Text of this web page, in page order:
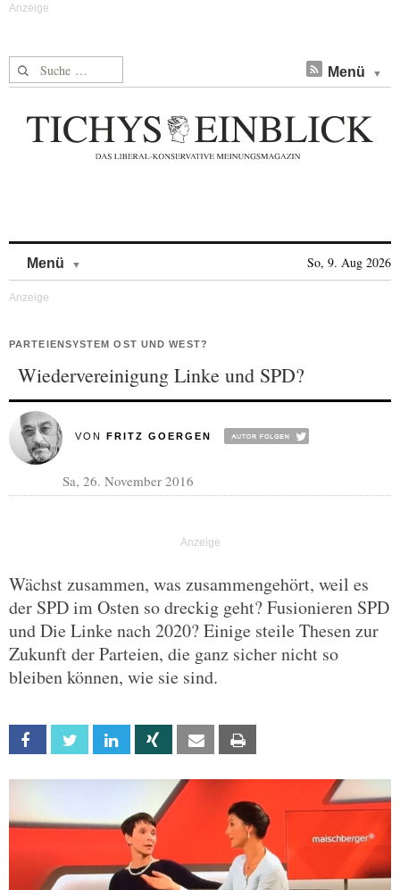
Suche nach: Menü
Menü So, 9. Aug 2026
PARTEIENSYSTEM OST UND WEST?
Wiedervereinigung Linke und SPD?
VON FRITZ GOERGEN
Sa, 26. November 2016
Wächst zusammen, was zusammengehört, weil es
der SPD im Osten so dreckig geht? Fusionieren SPD
und Die Linke nach 2020? Einige steile Thesen zur
Zukunft der Parteien, die ganz sicher nicht so
bleiben können, wie sie sind.
Facebook Twitter Linkedin Xing Email